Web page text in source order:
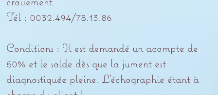
Tél : 0032.494/78.13.86
Conditions : Il est demandé un acompte de
50% et le solde dès que la jument est
diagnostiquée pleine. L’échographie étant à